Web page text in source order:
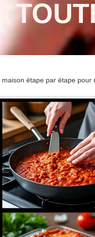
maison étape par étape pour